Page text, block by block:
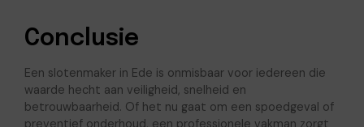
Conclusie
Een slotenmaker in Ede is onmisbaar voor iedereen die
waarde hecht aan veiligheid, snelheid en
betrouwbaarheid. Of het nu gaat om een spoedgeval of
preventief onderhoud, een professionele vakman zorgt